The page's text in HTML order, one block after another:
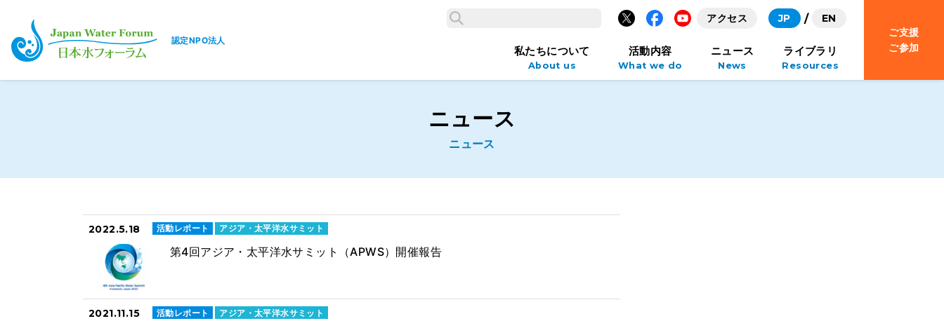
認定NPO法人
検索
アクセス EN
JP
私たちについて
About us
活動内容
What we do
ニュース
News
ライブラリ
Resources
ご支援
ご参加
ニュース
ニュース
2022.5.18 活動レポート アジア・太平洋水サミット
第4回アジア・太平洋水サミット（APWS）開催報告
2021.11.15 活動レポート アジア・太平洋水サミット